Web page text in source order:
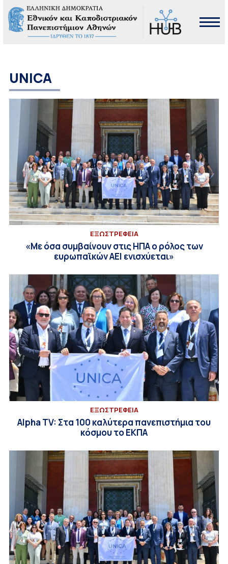
UNICA
EΞΩΣΤΡΕΦΕΙΑ
«Με όσα συμβαίνουν στις ΗΠΑ ο ρόλος των
ευρωπαϊκών ΑΕΙ ενισχύεται»
EΞΩΣΤΡΕΦΕΙΑ
Alpha TV: Στα 100 καλύτερα πανεπιστήμια του
κόσμου το ΕΚΠΑ